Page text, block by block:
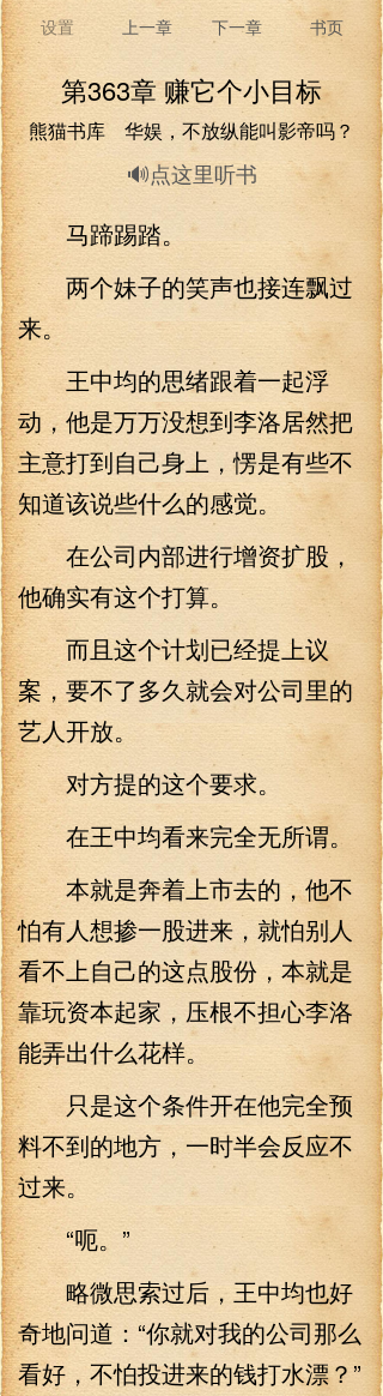
设置 上一章 下一章 书页
第363章 赚它个小目标
熊猫书库 华娱，不放纵能叫影帝吗？
🔊点这里听书
马蹄踢踏。
两个妹子的笑声也接连飘过
来。
王中均的思绪跟着一起浮
动，他是万万没想到李洛居然把
主意打到自己身上，愣是有些不
知道该说些什么的感觉。
在公司内部进行增资扩股，
他确实有这个打算。
而且这个计划已经提上议
案，要不了多久就会对公司里的
艺人开放。
对方提的这个要求。
在王中均看来完全无所谓。
本就是奔着上市去的，他不
怕有人想掺一股进来，就怕别人
看不上自己的这点股份，本就是
靠玩资本起家，压根不担心李洛
能弄出什么花样。
只是这个条件开在他完全预
料不到的地方，一时半会反应不
过来。
“呃。”
略微思索过后，王中均也好
奇地问道：“你就对我的公司那么
看好，不怕投进来的钱打水漂？”